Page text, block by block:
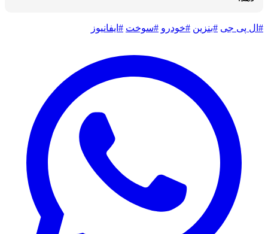
#ال پی جی #بنزین #خودرو #سوخت #ایفانیوز